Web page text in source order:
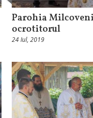
Parohia
ocrotitorul
24 Iul, 2019